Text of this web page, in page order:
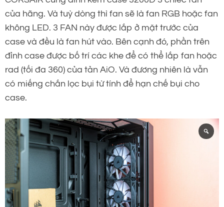
của hãng. Và tuỳ dòng thì fan sẽ là fan RGB hoặc fan
không LED. 3 FAN này được lắp ở mặt trước của
case và đều là fan hút vào. Bên cạnh đó, phần trên
đỉnh case được bố trí các khe để có thể lắp fan hoặc
rad (tối đa 360) của tản AiO. Và đương nhiên là vẫn
có miếng chắn lọc bụi từ tính để hạn chế bụi cho
case.